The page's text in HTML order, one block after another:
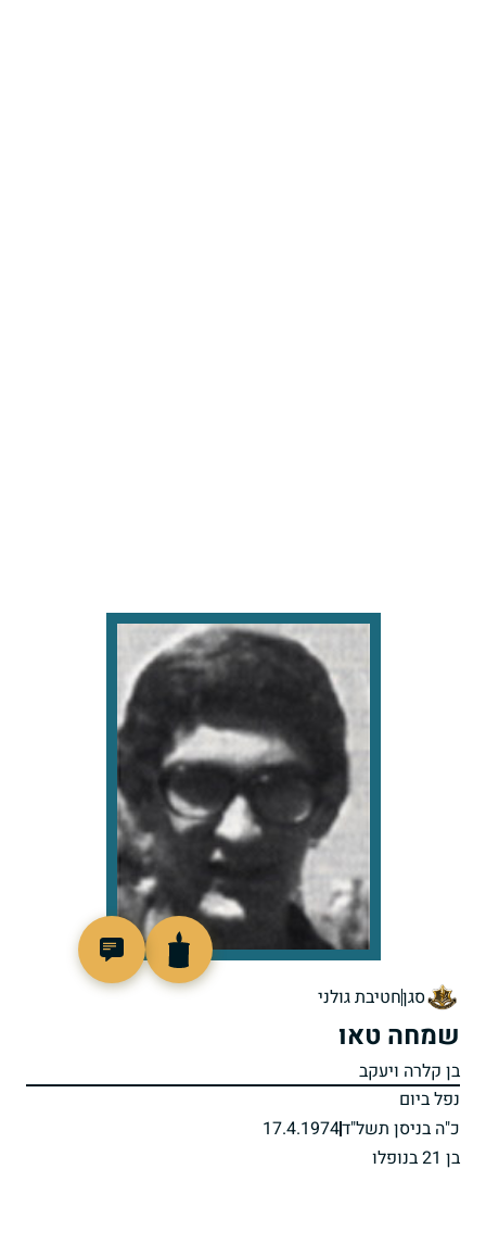
סגןחטיבת גולני
שמחה טאו
בן קלרה ויעקב
נפל ביום
כ"ה בניסן תשל"ד17.4.1974
בן 21 בנופלו